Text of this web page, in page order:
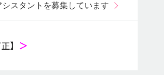
スタントを募集しています
】 ＞